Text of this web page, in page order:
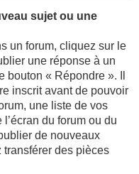
sujet ou une
un forum, cliquez sur le
une réponse à un
« Répondre ». Il
inscrit avant de pouvoir
une liste de vos
du forum ou du
de nouveaux
transférer des pièces